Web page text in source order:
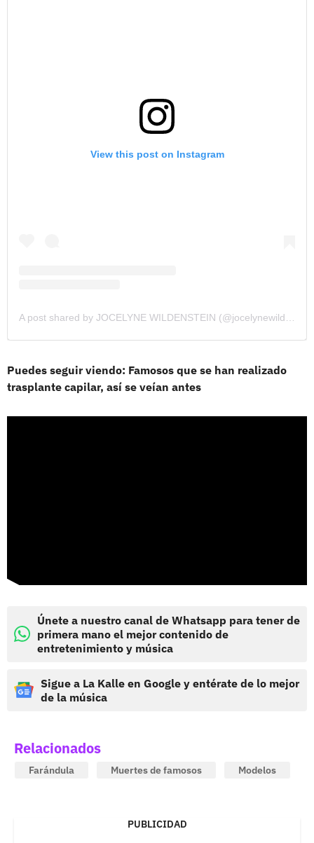
View this post on Instagram
Puedes seguir viendo: Famosos que se han realizado
trasplante capilar, así se veían antes
Únete a nuestro canal de Whatsapp para tener de
primera mano el mejor contenido de
entretenimiento y música
Sigue a La Kalle en Google y entérate de lo mejor
de la música
Relacionados
Farándula Muertes de famosos Modelos
PUBLICIDAD